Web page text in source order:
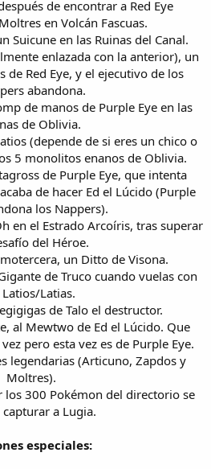
de encontrar a Red Eye
en Volcán Fascuas.
Suicune en las Ruinas del Canal.
enlazada con la anterior), un
de Red Eye, y el ejecutivo de los
abandona.
de manos de Purple Eye en las
de Oblivia.
(depende de si eres un chico o
5 monolitos enanos de Oblivia.
de Purple Eye, que intenta
de hacer Ed el Lúcido (Purple
los Nappers).
en el Estrado Arcoíris, tras superar
del Héroe.
un Ditto de Visona.
de Truco cuando vuelas con
Latias.
de Talo el destructor.
al Mewtwo de Ed el Lúcido. Que
pero esta vez es de Purple Eye.
legendarias (Articuno, Zapdos y
Moltres).
300 Pokémon del directorio se
a Lugia.
especiales: